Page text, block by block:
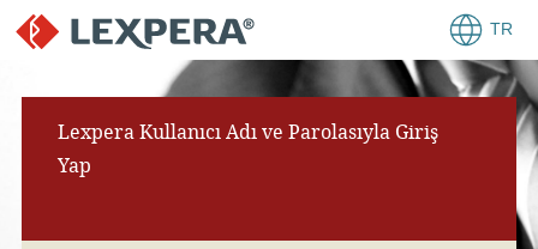
TR
Lexpera Kullanıcı Adı ve Parolasıyla Giriş
Yap